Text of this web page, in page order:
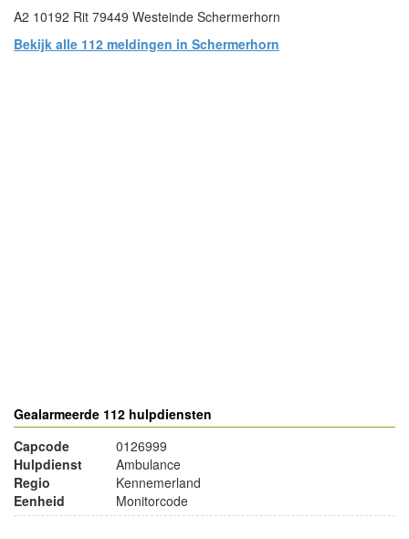
A2 10192 Rit 79449 Westeinde Schermerhorn
Bekijk alle 112 meldingen in Schermerhorn
Gealarmeerde 112 hulpdiensten
Capcode
0126999
Hulpdienst
Ambulance
Regio
Kennemerland
Eenheid
Monitorcode